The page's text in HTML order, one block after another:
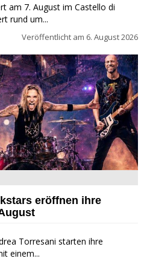
am 7. August im Castello di
rund um...
Veröffentlicht am 6. August 2026
Torresani im Summer Rock
eröffnen ihre
Torresani starten ihre
einem...